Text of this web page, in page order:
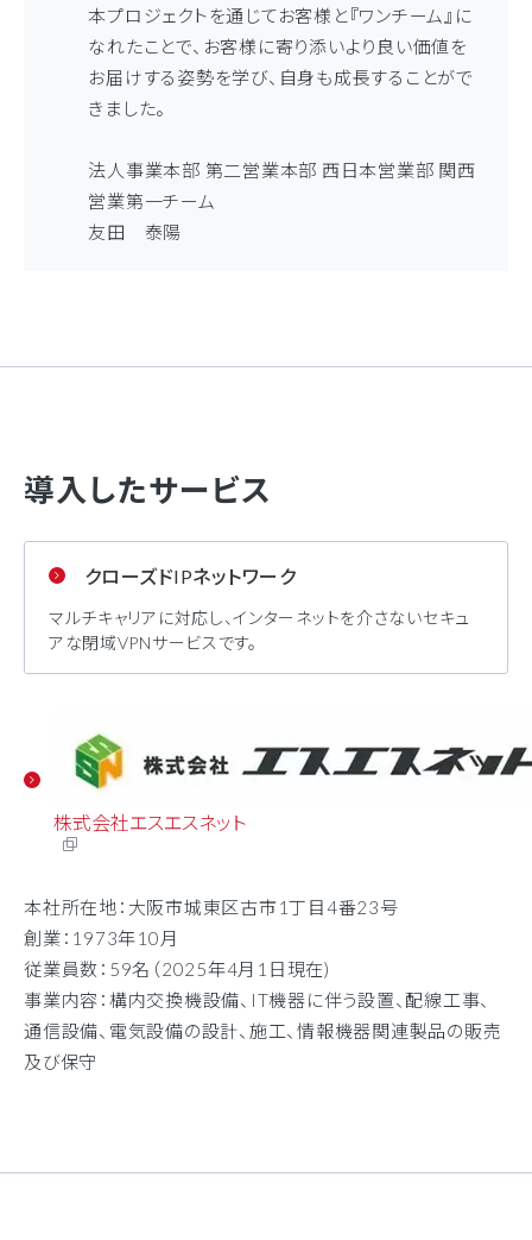
本プロジェクトを通じてお客様と『ワンチーム』に
なれたことで、お客様に寄り添いより良い価値を
お届けする姿勢を学び、自身も成長することがで
きました。
法人事業本部 第二営業本部 西日本営業部 関西
営業第一チーム
友田 泰陽
導入したサービス
クローズドIPネットワーク
マルチキャリアに対応し、インターネットを介さないセキュ
アな閉域VPNサービスです。
株式会社エスエスネット
本社所在地：大阪市城東区古市1丁目4番23号
創業：1973年10月
従業員数：59名（2025年4月1日現在)
事業内容：構内交換機設備、IT機器に伴う設置、配線工事、
通信設備、電気設備の設計、施工、情報機器関連製品の販売
及び保守